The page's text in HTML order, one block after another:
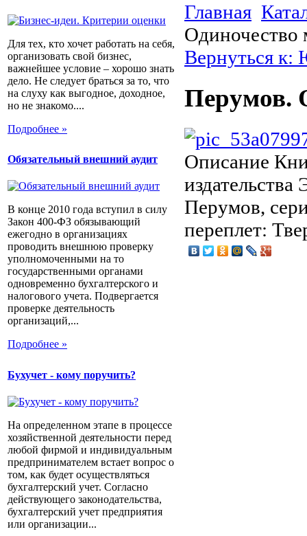
Для тех, кто хочет работать на себя,
организовать свой бизнес,
важнейшее условие – хорошо знать
дело. Не следует браться за то, что
на слуху как выгодное, доходное,
но не знакомо....
Подробнее »
Обязательный внешний аудит
В конце 2010 года вступил в силу
Закон 400-ФЗ обязывающий
ежегодно в организациях
проводить внешнюю проверку
уполномоченными на то
государственными органами
одновременно бухгалтерского и
налогового учета. Подвергается
проверке деятельность
организаций,...
Подробнее »
Бухучет - кому поручить?
На определенном этапе в процессе
хозяйственной деятельности перед
любой фирмой и индивидуальным
предпринимателем встает вопрос о
том, как будет осуществляться
бухгалтерский учет. Согласно
действующего законодательства,
бухгалтерский учет предприятия
или организации...
Главная
Одиночество
Вернуться к:
Перумов.
Описание
Перумов,
переплет: